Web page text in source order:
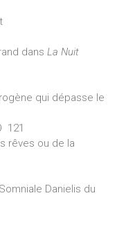
dans La Nuit
qui dépasse le
121
rêves ou de la
Danielis du